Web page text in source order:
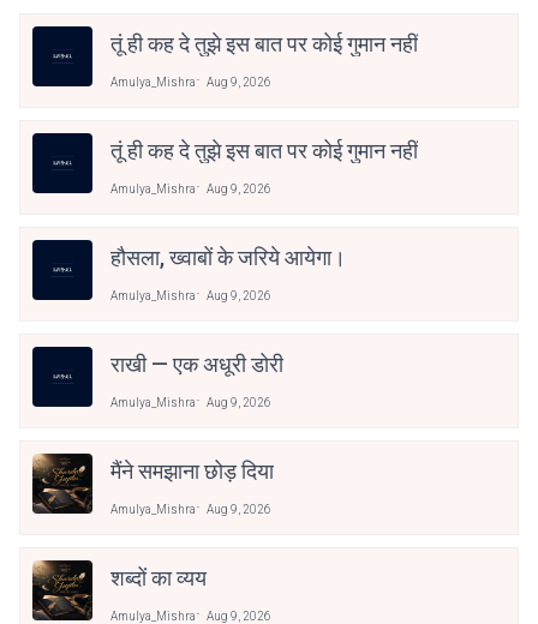
तूं ही कह दे तुझे इस बात पर कोई गुमान नहीं
Amulya_Mishra Aug 9, 2026
तूं ही कह दे तुझे इस बात पर कोई गुमान नहीं
Amulya_Mishra Aug 9, 2026
हौसला, ख्वाबों के जरिये आयेगा।
Amulya_Mishra Aug 9, 2026
राखी — एक अधूरी डोरी
Amulya_Mishra Aug 9, 2026
मैंने समझाना छोड़ दिया
Amulya_Mishra Aug 9, 2026
शब्दों का व्यय
Amulya_Mishra Aug 9, 2026